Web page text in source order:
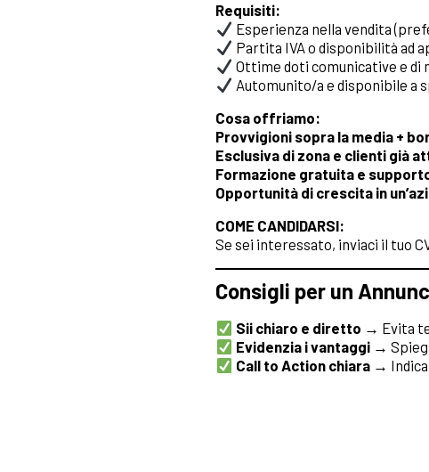
Requisiti:
Esperienza nella vendita
Partita IVA o disponibilità ad
Ottime doti comunicative e di
Automunito/a e disponibile a
Cosa offriamo:
Provvigioni sopra la media +
Esclusiva di zona e clienti già
Formazione gratuita e
Opportunità di crescita in
COME CANDIDARSI:
Se sei interessato, inviaci il tuo
Consigli per un
Sii chiaro e diretto → Evita
Evidenzia i vantaggi→
Call to Action chiara→ Indica